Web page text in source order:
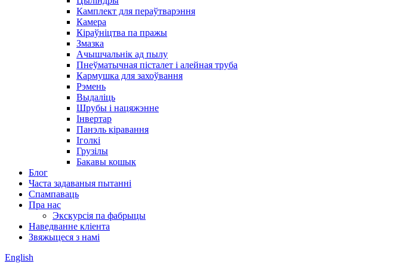
Камплект для пераўтварэння
Камера
Кіраўніцтва па пражы
Змазка
Ачышчальнік ад пылу
Пнеўматычная пісталет і алейная труба
Кармушка для захоўвання
Рэмень
Выдаліць
Шрубы і нацяжэнне
Інвертар
Панэль кіравання
Іголкі
Грузілы
Бакавы кошык
Блог
Часта задаваныя пытанні
Спампаваць
Пра нас
Экскурсія па фабрыцы
Наведванне кліента
Звяжыцеся з намі
English